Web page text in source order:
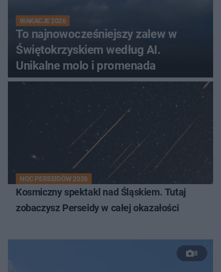
WAKACJE 2026
To najnowocześniejszy zalew w
Świętokrzyskiem według AI.
Unikalne molo i promenada
NOC PERSEIDÓW 2026
Kosmiczny spektakl nad Śląskiem. Tutaj
zobaczysz Perseidy w całej okazałości
8